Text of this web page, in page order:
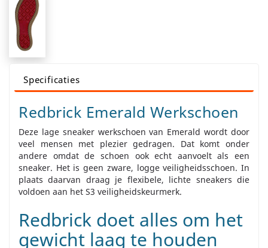
Specificaties
Redbrick Emerald Werkschoen
Deze lage sneaker werkschoen van Emerald wordt door
veel mensen met plezier gedragen. Dat komt onder
andere omdat de schoen ook echt aanvoelt als een
sneaker. Het is geen zware, logge veiligheidsschoen. In
plaats daarvan draag je flexibele, lichte sneakers die
voldoen aan het S3 veiligheidskeurmerk.
Redbrick doet alles om het
gewicht laag te houden